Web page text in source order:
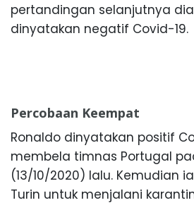
pertandingan selanjutnya
dinyatakan negatif Covid-19.
Percobaan Keempat
Ronaldo dinyatakan positif
membela timnas Portugal
(13/10/2020) lalu. Kemudian
Turin untuk menjalani